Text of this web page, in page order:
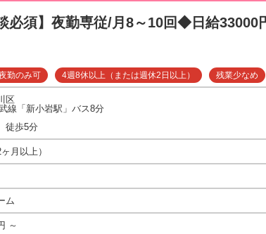
必須】夜勤専従/月8～10回◆日給
勤のみ可 4週8休以上（または週休2日以上） 残業少なめ
区
線「新小岩駅」バス8分
徒歩5分
月以上）
ム
～